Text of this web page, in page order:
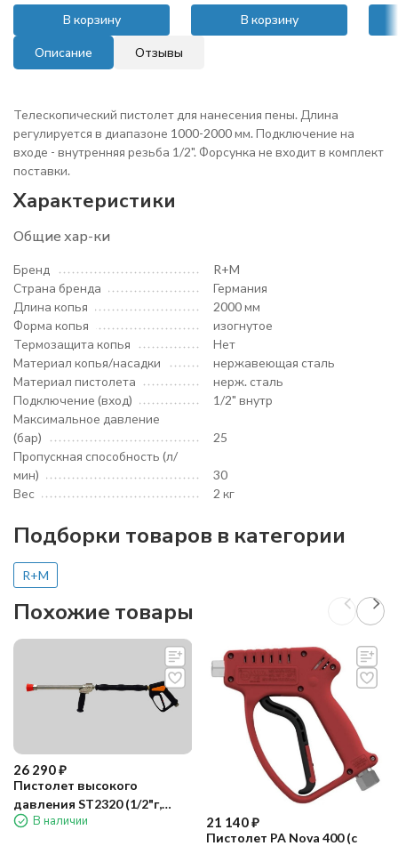
В корзину В корзину
Описание Отзывы
Телескопический пистолет для нанесения пены. Длина
регулируется в диапазоне 1000-2000 мм. Подключение на
входе - внутренняя резьба 1/2". Форсунка не входит в комплект
поставки.
Характеристики
Общие хар-ки
Бренд
R+M
Страна бренда
Германия
Длина копья
2000 мм
Форма копья
изогнутое
Термозащита копья
Нет
Материал копья/насадки
нержавеющая сталь
Материал пистолета
нерж. сталь
Подключение (вход)
1/2" внутр
Максимальное давление
(бар)
25
Пропускная способность (л/
мин)
30
Вес
2 кг
Подборки товаров в категории
R+M
Похожие товары
26 290₽
Пистолет высокого
давления ST2320 (1/2"г,
150бар, 80л/мин) R+M
В наличии 21 140₽
Пистолет PA Nova 400 (c